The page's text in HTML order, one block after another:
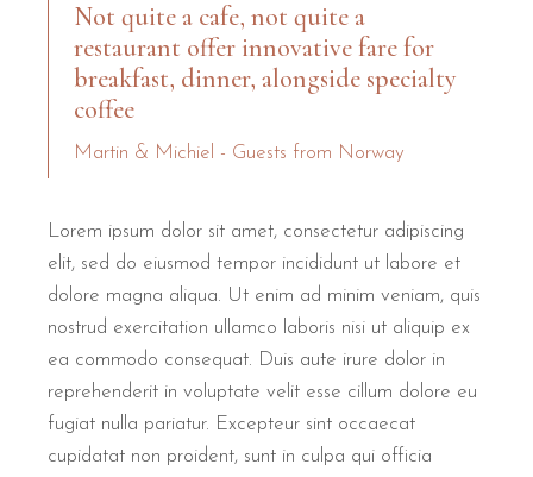
Not quite a cafe, not quite a
restaurant offer innovative fare for
breakfast, dinner, alongside specialty
coffee
Martin & Michiel - Guests from Norway
Lorem ipsum dolor sit amet, consectetur adipiscing
elit, sed do eiusmod tempor incididunt ut labore et
dolore magna aliqua. Ut enim ad minim veniam, quis
nostrud exercitation ullamco laboris nisi ut aliquip ex
ea commodo consequat. Duis aute irure dolor in
reprehenderit in voluptate velit esse cillum dolore eu
fugiat nulla pariatur. Excepteur sint occaecat
cupidatat non proident, sunt in culpa qui officia